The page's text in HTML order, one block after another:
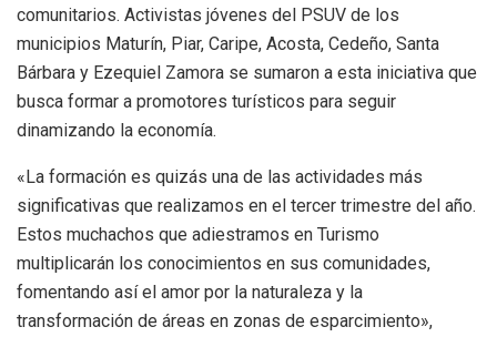
comunitarios. Activistas jóvenes del PSUV de los
municipios Maturín, Piar, Caripe, Acosta, Cedeño, Santa
Bárbara y Ezequiel Zamora se sumaron a esta iniciativa que
busca formar a promotores turísticos para seguir
dinamizando la economía.
«La formación es quizás una de las actividades más
significativas que realizamos en el tercer trimestre del año.
Estos muchachos que adiestramos en Turismo
multiplicarán los conocimientos en sus comunidades,
fomentando así el amor por la naturaleza y la
transformación de áreas en zonas de esparcimiento»,